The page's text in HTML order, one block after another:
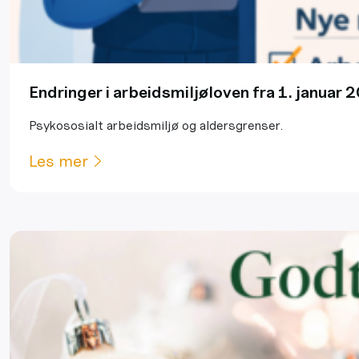
Endringer i arbeidsmiljøloven fra 1. januar
Psykososialt arbeidsmiljø og aldersgrenser.
Les mer